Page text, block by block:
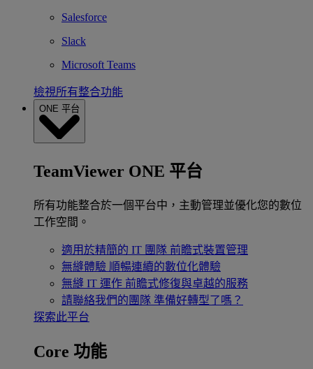
Salesforce
Slack
Microsoft Teams
檢視所有整合功能
ONE 平台
TeamViewer ONE 平台
所有功能整合於一個平台中，主動管理並優化您的數位
工作空間。
適用於精簡的 IT 團隊 前瞻式裝置管理
無縫體驗 順暢連續的數位化體驗
無縫 IT 運作 前瞻式修復與卓越的服務
請聯絡我們的團隊 準備好轉型了嗎？
探索此平台
Core 功能